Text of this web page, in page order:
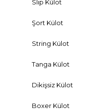
Slip Külot
Şort Külot
String Külot
Tanga Külot
Dikişsiz Külot
Boxer Külot